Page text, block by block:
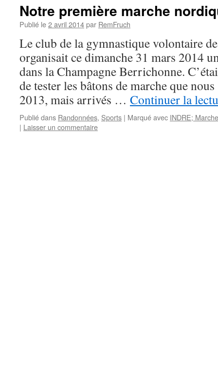
Notre première marche
Publié le2 avril 2014par RemFruch
Le club de la gymnastique volontaire
organisait ce dimanche 31 mars 2014
dans la Champagne Berrichonne.
de tester les bâtons de marche que
2013, mais arrivés … Continuer la
Publié dans Randonnées, Sports | Marqué avec INDRE;
| Laisser un commentaire